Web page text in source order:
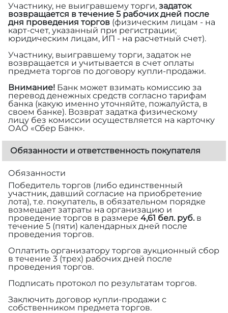
Участнику, не выигравшему торги, задаток
возвращается в течение 5 рабочих дней после
дня проведения торгов (физическим лицам - на
карт-счет, указанный при регистрации;
юридическим лицам, ИП - на расчетный счет).
Участнику, выигравшему торги, задаток не
возвращается и учитывается в счет оплаты
предмета торгов по договору купли-продажи.
Внимание! Банк может взимать комиссию за
перевод денежных средств согласно тарифам
банка (какую именно уточняйте, пожалуйста, в
своем банке). Возврат задатка физическому
лицу без комиссии осуществляется на карточку
ОАО «Сбер Банк».
Обязанности и ответственность покупателя
Обязанности
Победитель торгов (либо единственный
участник, давший согласие на приобретение
лота), т.е. покупатель, в обязательном порядке
возмещает затраты на организацию и
проведение торгов в размере 4,61 бел. руб.в
течение 5 (пяти) календарных дней после
проведения торгов.
Оплатить организатору торгов аукционный сбор
в течение 3 (трех) рабочих дней после
проведения торгов.
Подписать протокол по результатам торгов.
Заключить договор купли-продажи с
собственником предмета торгов.